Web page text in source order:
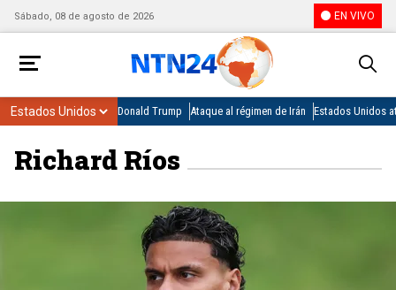
Sábado, 08 de agosto de 2026 EN VIVO
Donald Trump Ataque al régimen de Irán Estados Unidos
Richard Ríos